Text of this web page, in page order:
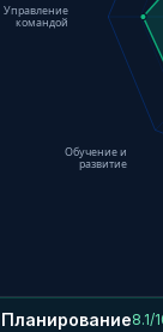
Обучение и
развитие
Управление
командой
Планирование8.1/